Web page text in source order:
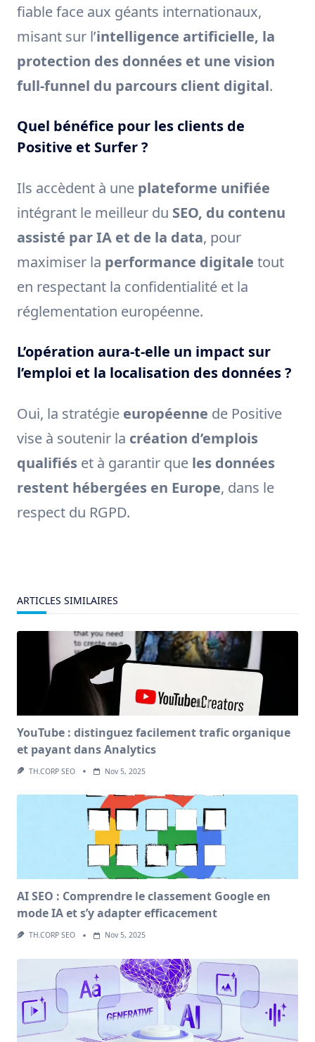
fiable face aux géants internationaux,
misant sur l’intelligence artificielle, la
protection des données et une vision
full-funnel du parcours client digital.
Quel bénéfice pour les clients de
Positive et Surfer ?
Ils accèdent à une plateforme unifiée
intégrant le meilleur du SEO, du contenu
assisté par IA et de la data, pour
maximiser la performance digitale tout
en respectant la confidentialité et la
réglementation européenne.
L’opération aura-t-elle un impact sur
l’emploi et la localisation des données ?
Oui, la stratégie européenne de Positive
vise à soutenir la création d’emplois
qualifiés et à garantir que les données
restent hébergées en Europe, dans le
respect du RGPD.
ARTICLES SIMILAIRES
YouTube : distinguez facilement trafic organique
et payant dans Analytics
TH.CORP SEO Nov 5, 2025
AI SEO : Comprendre le classement Google en
mode IA et s’y adapter efficacement
TH.CORP SEO Nov 5, 2025